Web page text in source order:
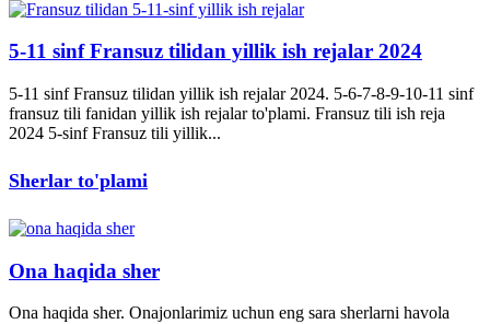
5-11 sinf Fransuz tilidan yillik ish rejalar 2024
5-11 sinf Fransuz tilidan yillik ish rejalar 2024. 5-6-7-8-9-10-11 sinf
fransuz tili fanidan yillik ish rejalar to'plami. Fransuz tili ish reja
2024 5-sinf Fransuz tili yillik...
Sherlar to'plami
Ona haqida sher
Ona haqida sher. Onajonlarimiz uchun eng sara sherlarni havola